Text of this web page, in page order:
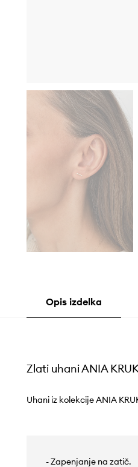
Opis izdelka
Zlati uhani ANIA
Uhani iz kolekcije ANIA
- Zapenjanje na zatič.